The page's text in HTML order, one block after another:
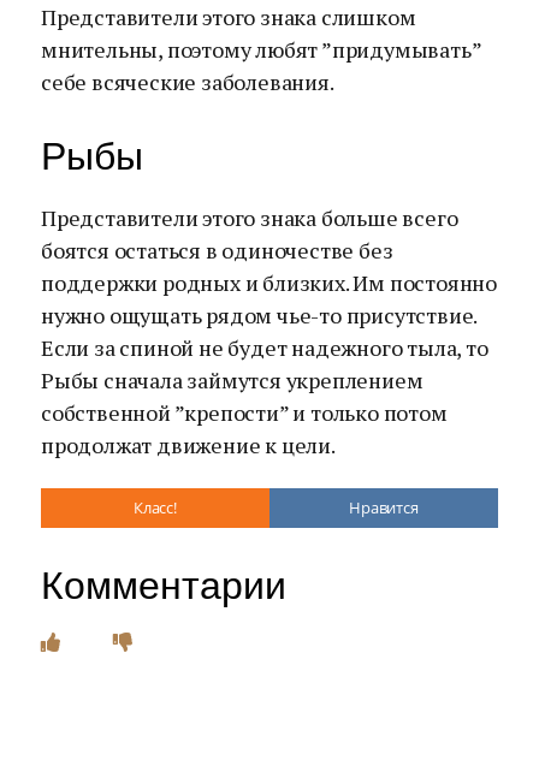
Представители этого знака слишком
мнительны, поэтому любят ”придумывать”
себе всяческие заболевания.
Рыбы
Представители этого знака больше всего
боятся остаться в одиночестве без
поддержки родных и близких. Им постоянно
нужно ощущать рядом чье-то присутствие.
Если за спиной не будет надежного тыла, то
Рыбы сначала займутся укреплением
собственной ”крепости” и только потом
продолжат движение к цели.
Класс! Нравится
Комментарии